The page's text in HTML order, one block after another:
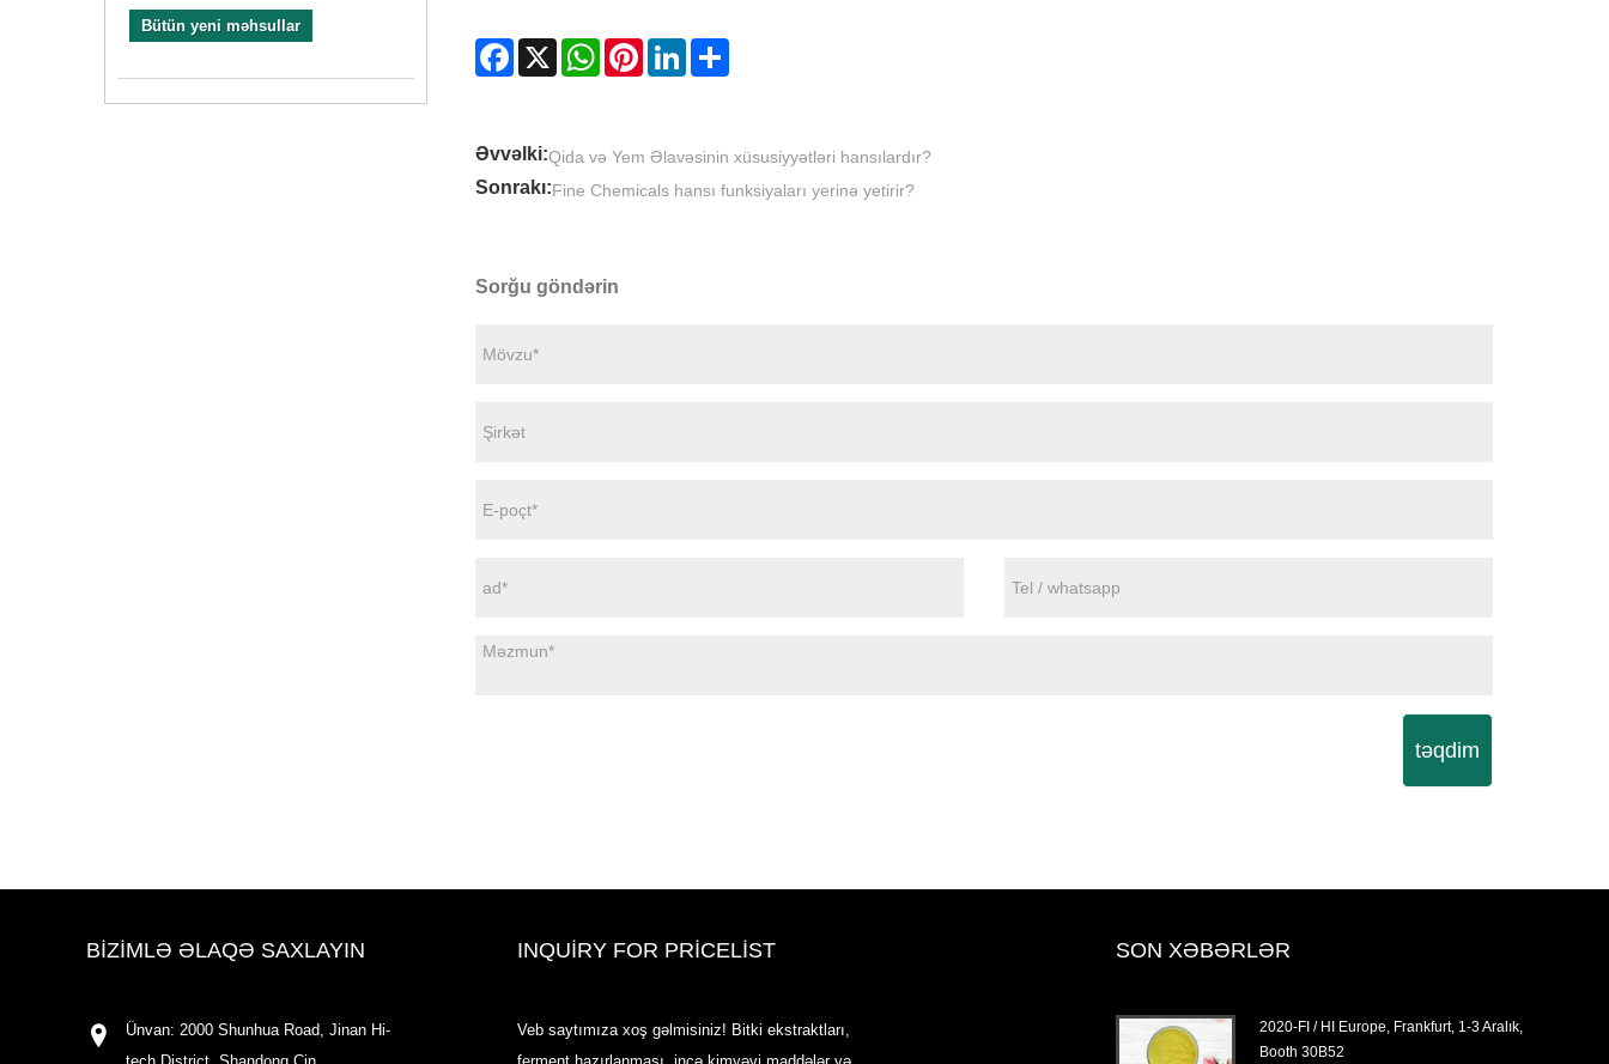
Bütün yeni məhsullar
Facebook
X WhatsAppPinterestLinkedIn
Əvvəlki:Qida və Yem Əlavəsinin xüsusiyyətləri hansılardır?
Sonrakı:Fine Chemicals hansı funksiyaları yerinə yetirir?
Sorğu göndərin
təqdim
BIZIMLƏ ƏLAQƏ SAXLAYIN
Ünvan: 2000 Shunhua Road, Jinan Hi-
INQUIRY FOR PRICELIST
Veb saytımıza xoş gəlmisiniz! Bitki ekstraktları,
SON XƏBƏRLƏR
2020-FI / HI Europe, Frankfurt, 1-3 Aralık,
Booth 30B52